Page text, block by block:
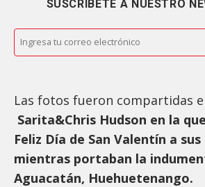
SUSCRÍBETE A NUESTRO
Las fotos fueron compartidas
Sarita&Chris Hudson en la
Feliz Día de San Valentín a
mientras portaban la
Aguacatán, Huehuetenango.